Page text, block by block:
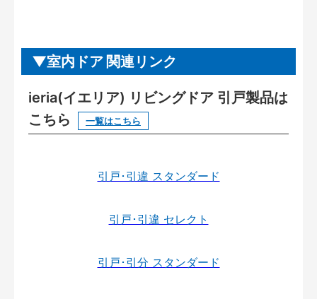
室内ドア 関連リンク
ieria(イエリア) リビングドア 引戸製品は
こちら
一覧はこちら
引戸･引違 スタンダード
引戸･引違 セレクト
引戸･引分 スタンダード